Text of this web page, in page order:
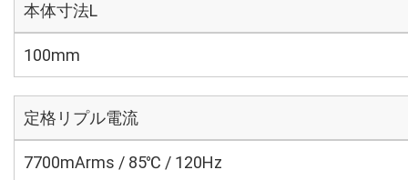
本体寸法L
100mm
定格リプル電流
7700mArms / 85℃ / 120Hz